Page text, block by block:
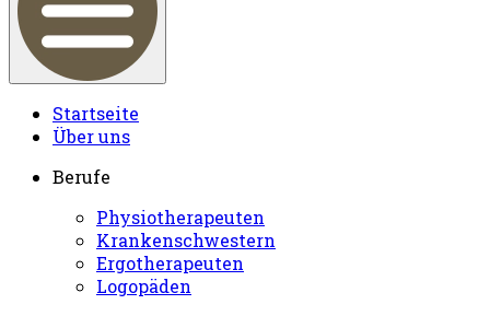
Startseite
Über uns
Berufe
Physiotherapeuten
Krankenschwestern
Ergotherapeuten
Logopäden